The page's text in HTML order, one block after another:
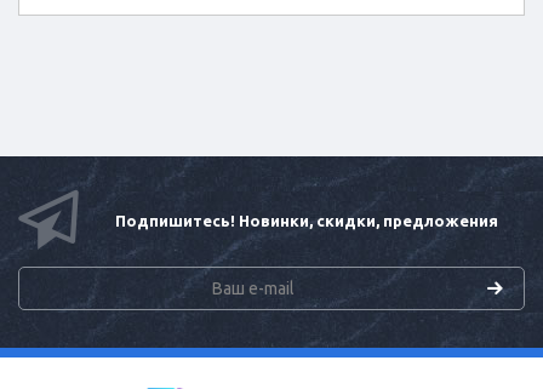
Подпишитесь! Новинки, скидки, предложения